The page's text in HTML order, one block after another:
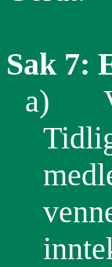
Sak 7:
a)